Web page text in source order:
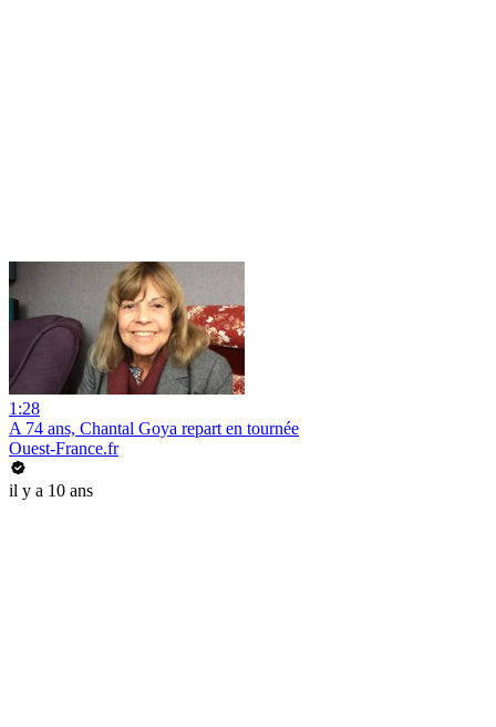
1:28
A 74 ans, Chantal Goya repart en tournée
Ouest-France.fr
il y a 10 ans